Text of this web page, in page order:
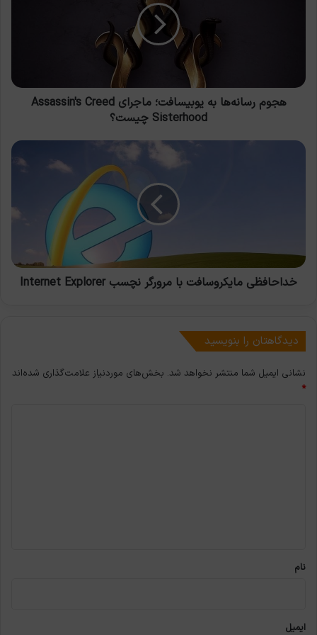
چیست؟
هجوم رسانه‌ها به یوبیسافت؛ ماجرای Assassin's Creed
Sisterhood چیست؟
خداحافظی
خداحافظی مایکروسافت با مرورگر نچسب Internet Explorer
دیدگاهتان را بنویسید
نشانی ایمیل شما منتشر نخواهد شد. بخش‌های موردنیاز علامت‌گذاری شده‌اند
*
نام
ایمیل